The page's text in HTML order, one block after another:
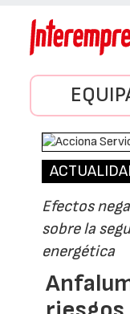
Efectos
sobre la
energética